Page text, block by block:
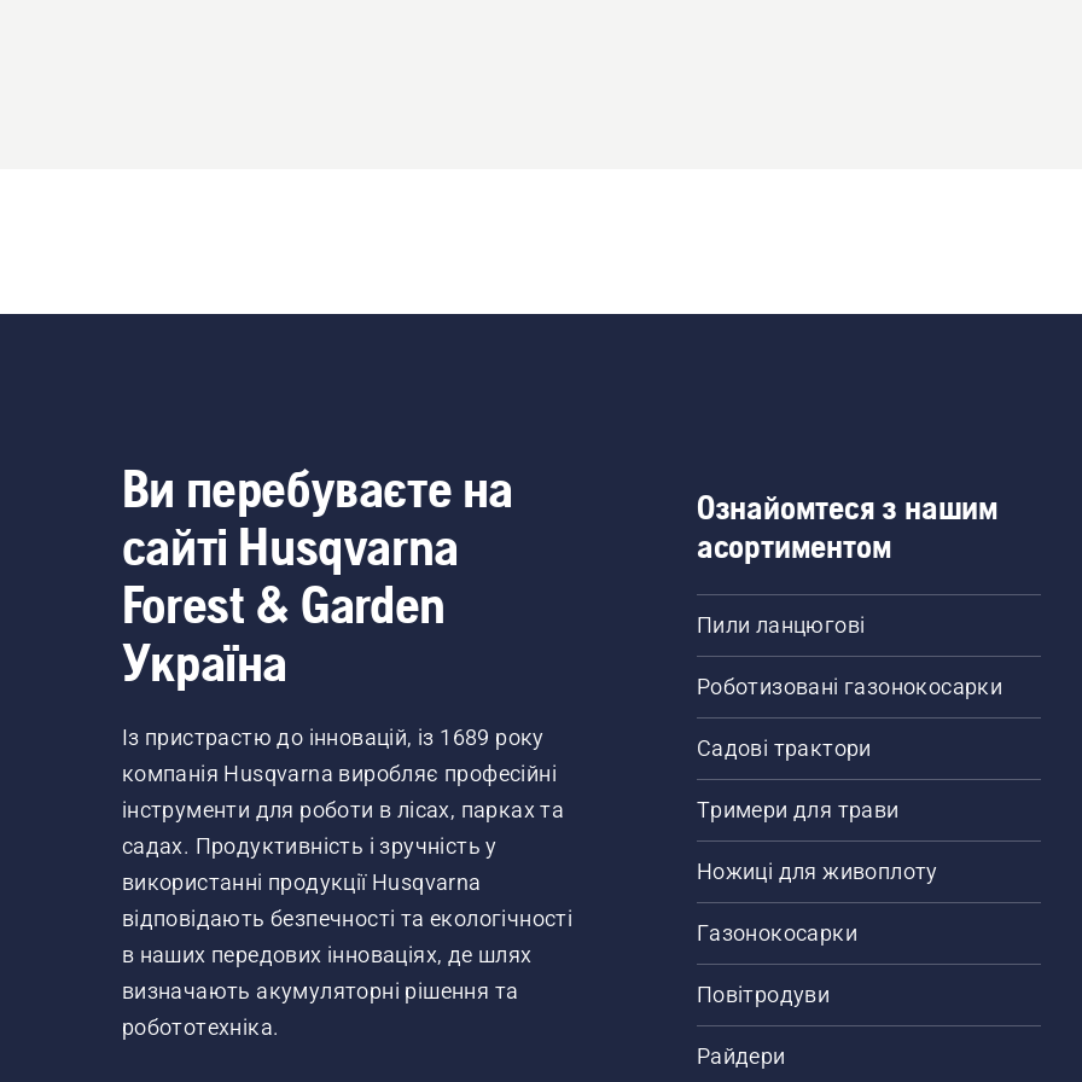
Ви перебуваєте на
сайті Husqvarna
Forest & Garden
Україна
Із пристрастю до інновацій, із 1689 року
компанія Husqvarna виробляє професійні
інструменти для роботи в лісах, парках та
садах. Продуктивність і зручність у
використанні продукції Husqvarna
відповідають безпечності та екологічності
в наших передових інноваціях, де шлях
визначають акумуляторні рішення та
робототехніка.
Ознайомтеся з нашим
асортиментом
Пили ланцюгові
Роботизовані газонокосарки
Садові трактори
Тримери для трави
Ножиці для живоплоту
Газонокосарки
Повітродуви
Райдери